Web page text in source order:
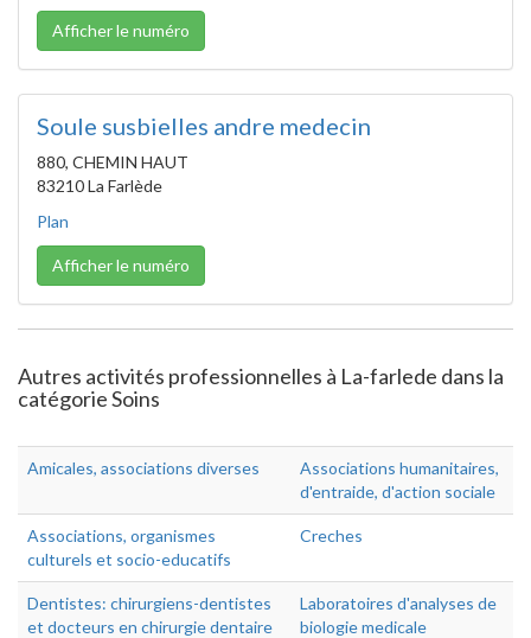
Afficher le numéro
Soule susbielles andre medecin
880, CHEMIN HAUT
83210 La Farlède
Plan
Afficher le numéro
Autres activités professionnelles à La-farlede dans la
catégorie Soins
Amicales, associations diverses
Associations humanitaires,
d'entraide, d'action sociale
Associations, organismes
culturels et socio-educatifs
Creches
Dentistes: chirurgiens-dentistes
et docteurs en chirurgie dentaire
Laboratoires d'analyses de
biologie medicale